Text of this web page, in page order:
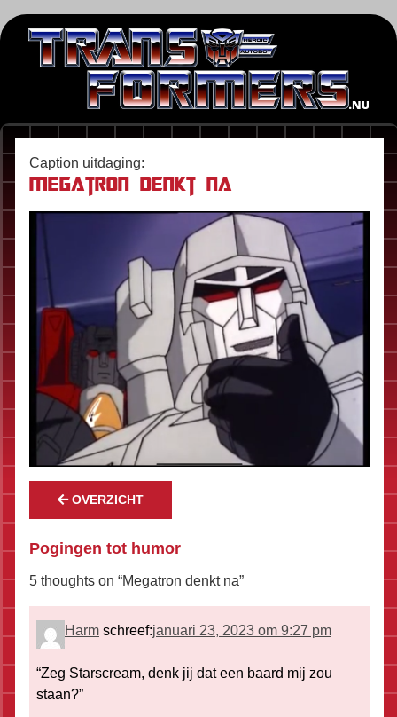
Caption uitdaging:
Megatron denkt na
OVERZICHT
Pogingen tot humor
5 thoughts on “Megatron denkt na”
Harm schreef:januari 23, 2023 om 9:27 pm
“Zeg Starscream, denk jij dat een baard mij zou
staan?”